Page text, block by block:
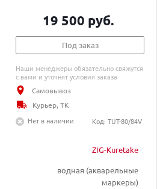
ZIG-Kuretake
водная (акварельные
маркеры)
19 500 руб.
Под заказ
Наши менеджеры обязательно свяжутся
с вами и уточнят условия заказа
Самовывоз
Курьер, ТК
Нет в наличии
Код: TUT-80/84V